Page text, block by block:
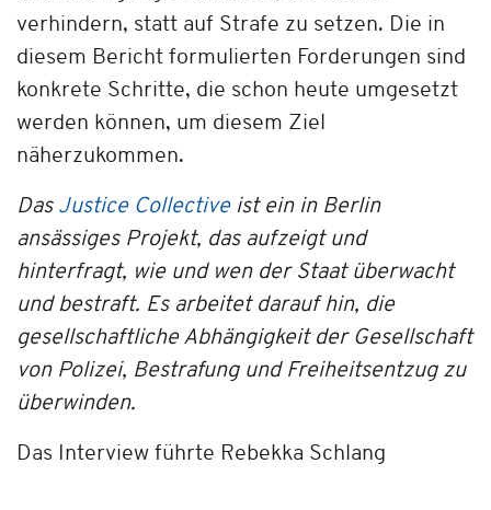
verhindern, statt auf Strafe zu setzen. Die in
diesem Bericht formulierten Forderungen sind
konkrete Schritte, die schon heute umgesetzt
werden können, um diesem Ziel
näherzukommen.
Das Justice Collectiveist ein in Berlin
ansässiges Projekt, das aufzeigt und
hinterfragt, wie und wen der Staat überwacht
und bestraft. Es arbeitet darauf hin, die
gesellschaftliche Abhängigkeit der Gesellschaft
von Polizei, Bestrafung und Freiheitsentzug zu
überwinden.
Das Interview führte Rebekka Schlang